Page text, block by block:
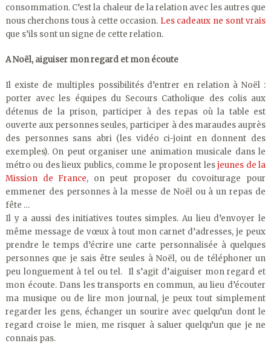
consommation. C’est la chaleur de la relation avec les autres que
nous cherchons tous à cette occasion. Les cadeaux ne sont vrais
que s’ils sont un signe de cette relation.
A Noël, aiguiser mon regard et mon écoute
Il existe de multiples possibilités d’entrer en relation à Noël :
porter avec les équipes du Secours Catholique des colis aux
détenus de la prison, participer à des repas où la table est
ouverte aux personnes seules, participer à des maraudes auprès
des personnes sans abri (les vidéo ci-joint en donnent des
exemples). On peut organiser une animation musicale dans le
métro ou des lieux publics, comme le proposent lesjeunes de la
Mission de France, on peut proposer du covoiturage pour
emmener des personnes à la messe de Noël ou à un repas de
fête …
Il y a aussi des initiatives toutes simples. Au lieu d’envoyer le
même message de vœux à tout mon carnet d’adresses, je peux
prendre le temps d’écrire une carte personnalisée à quelques
personnes que je sais être seules à Noël, ou de téléphoner un
peu longuement à tel ou tel. Il s’agit d’aiguiser mon regard et
mon écoute. Dans les transports en commun, au lieu d’écouter
ma musique ou de lire mon journal, je peux tout simplement
regarder les gens, échanger un sourire avec quelqu’un dont le
regard croise le mien, me risquer à saluer quelqu’un que je ne
connais pas.